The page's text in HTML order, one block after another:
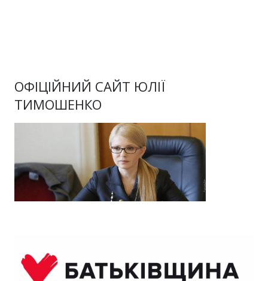
ОФІЦІЙНИЙ САЙТ ЮЛІЇ
ТИМОШЕНКО